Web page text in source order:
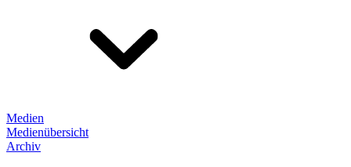
Medien
Medienübersicht
Archiv